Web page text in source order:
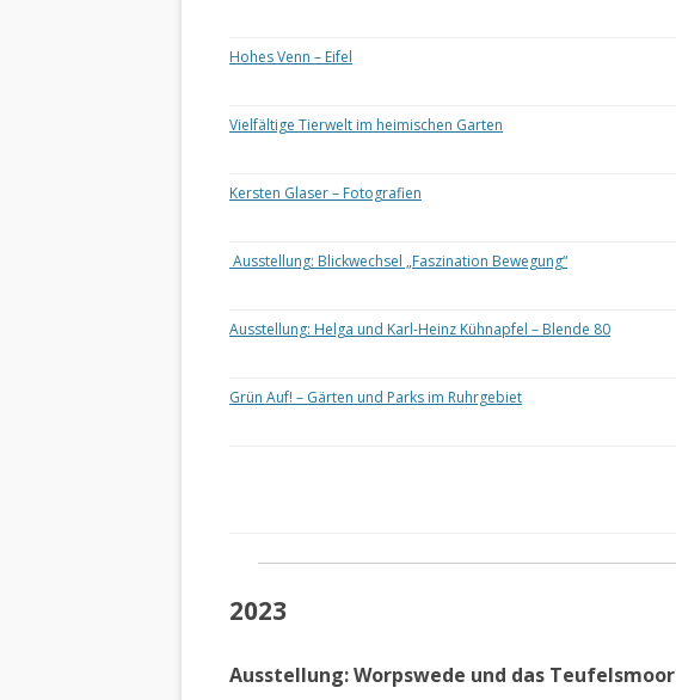
Hohes Venn – Eifel
Vielfältige Tierwelt im heimischen Garten
Kersten Glaser – Fotografien
Ausstellung: Blickwechsel „Faszination Bewegung“
Ausstellung: Helga und Karl-Heinz Kühnapfel – Blende 80
Grün Auf! – Gärten und Parks im Ruhrgebiet
2023
Ausstellung: Worpswede und das Teufelsmoor